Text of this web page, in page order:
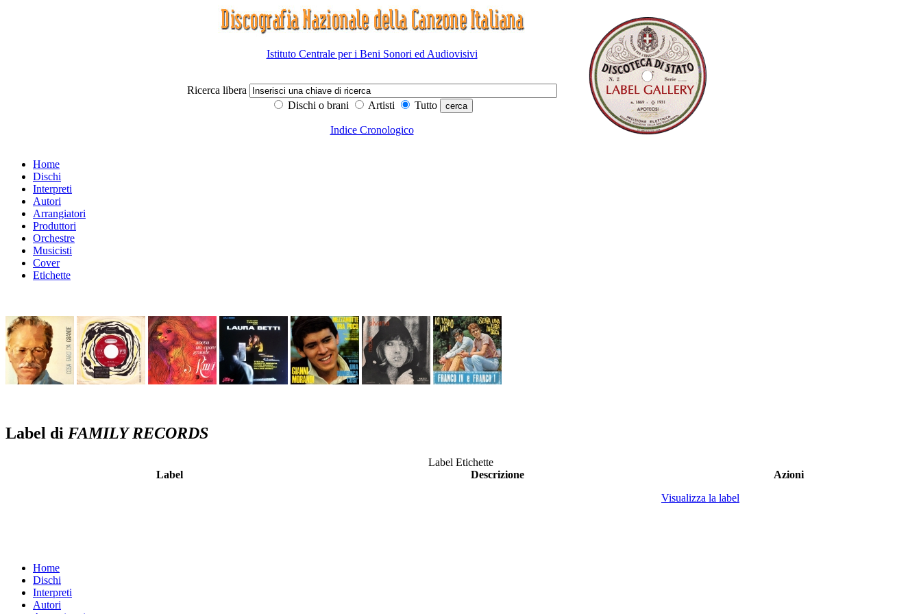
Istituto Centrale per i Beni Sonori ed Audiovisivi
Ricerca libera
Dischi o brani
Artisti Tutto
Indice Cronologico
Home
Dischi
Interpreti
Autori
Arrangiatori
Produttori
Orchestre
Musicisti
Cover
Etichette
Label di FAMILY RECORDS
Label Etichette
Label
Descrizione
Azioni
Visualizza la label
Home
Dischi
Interpreti
Autori